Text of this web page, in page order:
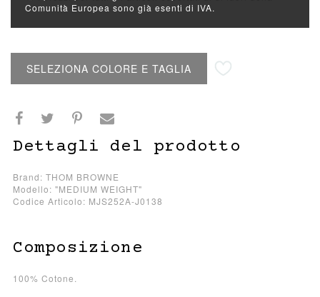
Comunità Europea sono già esenti di IVA.
SELEZIONA COLORE E TAGLIA
Dettagli del prodotto
Brand: THOM BROWNE
Modello: "MEDIUM WEIGHT"
Codice Articolo: MJS252A-J0138
Composizione
100% Cotone.